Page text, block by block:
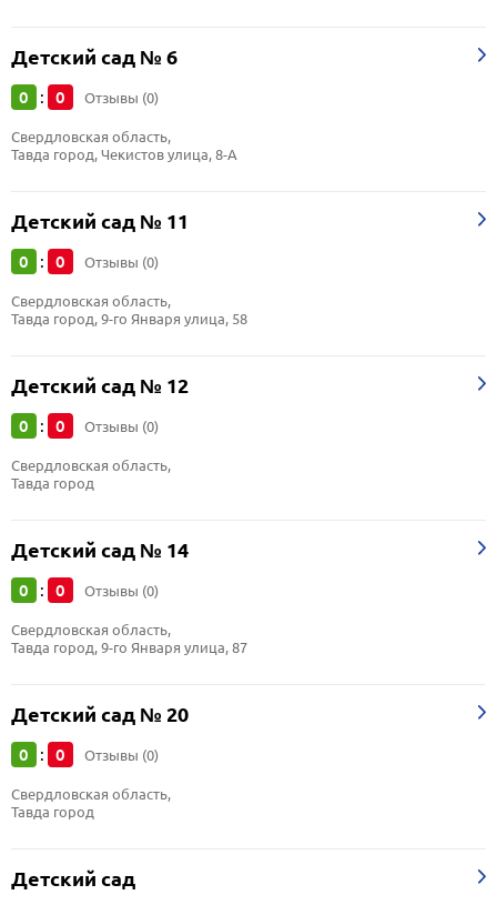
Детский сад № 6
0 : 0 Отзывы (0)
Свердловская область,
Тавда город, Чекистов улица, 8-А
Детский сад № 11
0 : 0 Отзывы (0)
Свердловская область,
Тавда город, 9-го Января улица, 58
Детский сад № 12
0 : 0 Отзывы (0)
Свердловская область,
Тавда город
Детский сад № 14
0 : 0 Отзывы (0)
Свердловская область,
Тавда город, 9-го Января улица, 87
Детский сад № 20
0 : 0 Отзывы (0)
Свердловская область,
Тавда город
Детский сад